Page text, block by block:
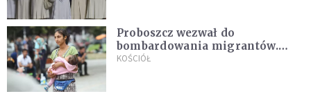
Proboszcz wezwał do
bombardowania migrantów.
"Masowy ogień przeciwko
KOŚCIÓŁ